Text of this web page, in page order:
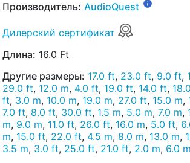
Производитель: AudioQuest
Дилерский сертификат
Длина: 16.0 Ft
Другие размеры: 17.0 ft, 23.0 ft, 9.0 ft,
29.0 ft, 12.0 m, 4.0 ft, 19.0 ft, 14.0 ft,
ft, 3.0 m, 10.0 m, 19.0 m, 27.0 ft, 15.0 m,
7.0 ft, 8.0 ft, 30.0 ft, 1.5 m, 5.0 m, 7.0 m,
m, 9.0 m, 11.0 ft, 26.0 ft, 16.0 m, 5.0 ft,
m, 15.0 ft, 22.0 ft, 4.5 m, 8.0 m, 13.0 m,
3.5 m, 3.0 ft, 25.0 ft, 21.0 ft, 2.0 m, 6.0 m